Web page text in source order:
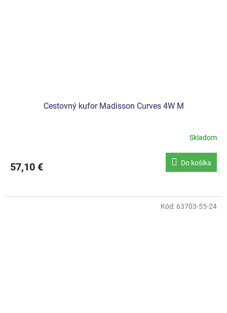
Cestovný kufor Madisson Curves 4W M
Skladom
57,10 € Do košíka
Kód: 63703-55-24